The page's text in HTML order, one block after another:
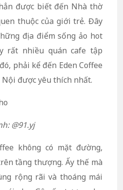
được biết đến Nhà thờ
thuộc của giới trẻ. Đây
địa điểm sống ảo hot
rất nhiều quán cafe tập
phải kể đến Eden Coffee
được yêu thích nhất.
@91.yj
không có mặt đường,
tầng thượng. Ấy thế mà
rộng rãi và thoáng mái